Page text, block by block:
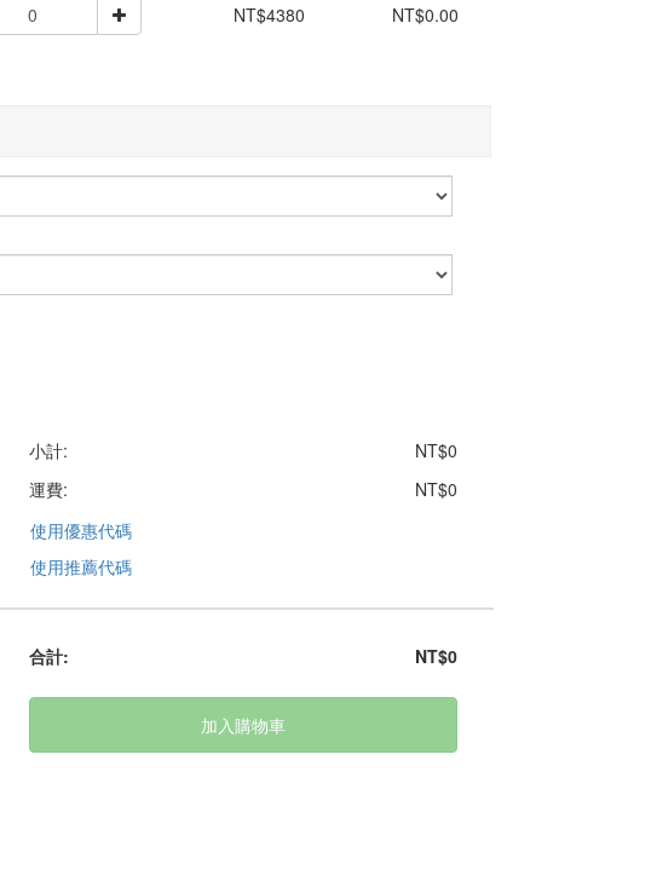
NT$4380 NT$0.00
小計:
NT$0
運費:
NT$0
使用優惠代碼
使用推薦代碼
合計: NT$0
加入購物車